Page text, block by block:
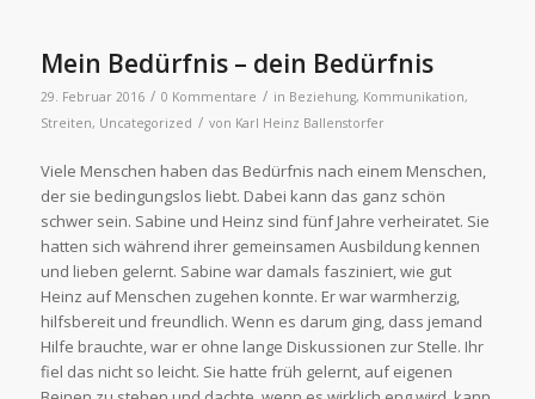
Mein Bedürfnis – dein Bedürfnis
29. Februar 2016 / 0 Kommentare / in Beziehung, Kommunikation,
Streiten, Uncategorized / von Karl Heinz Ballenstorfer
Viele Menschen haben das Bedürfnis nach einem Menschen,
der sie bedingungslos liebt. Dabei kann das ganz schön
schwer sein. Sabine und Heinz sind fünf Jahre verheiratet. Sie
hatten sich während ihrer gemeinsamen Ausbildung kennen
und lieben gelernt. Sabine war damals fasziniert, wie gut
Heinz auf Menschen zugehen konnte. Er war warmherzig,
hilfsbereit und freundlich. Wenn es darum ging, dass jemand
Hilfe brauchte, war er ohne lange Diskussionen zur Stelle. Ihr
fiel das nicht so leicht. Sie hatte früh gelernt, auf eigenen